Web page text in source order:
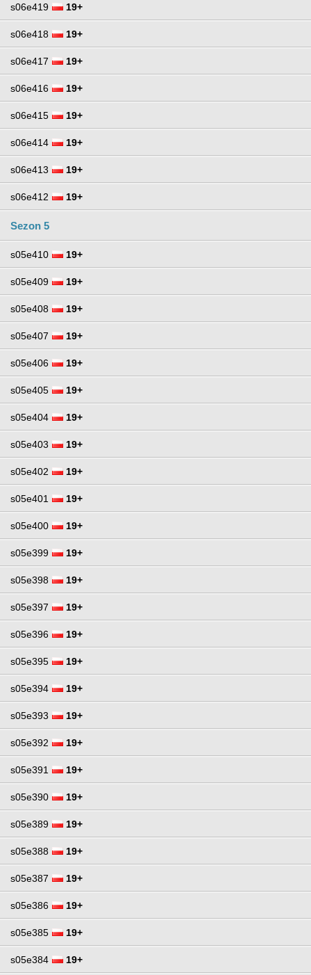
s06e419 19+
s06e418 19+
s06e417 19+
s06e416 19+
s06e415 19+
s06e414 19+
s06e413 19+
s06e412 19+
Sezon 5
s05e410 19+
s05e409 19+
s05e408 19+
s05e407 19+
s05e406 19+
s05e405 19+
s05e404 19+
s05e403 19+
s05e402 19+
s05e401 19+
s05e400 19+
s05e399 19+
s05e398 19+
s05e397 19+
s05e396 19+
s05e395 19+
s05e394 19+
s05e393 19+
s05e392 19+
s05e391 19+
s05e390 19+
s05e389 19+
s05e388 19+
s05e387 19+
s05e386 19+
s05e385 19+
s05e384 19+